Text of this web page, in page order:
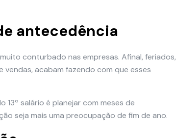
antecedência
conturbado nas empresas. Afinal, feriados,
acabam fazendo com que esses
13º salário é planejar com meses de
seja mais uma preocupação de fim de ano.